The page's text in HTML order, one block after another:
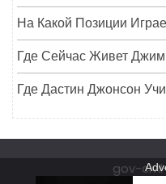
На Какой Позиции
Где Сейчас Живет
Где Дастин Джонсон
gov-